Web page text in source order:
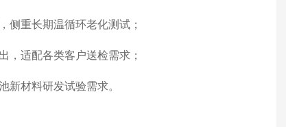
侧重长期温循环老化测试；
，适配各类客户送检需求；
新材料研发试验需求。